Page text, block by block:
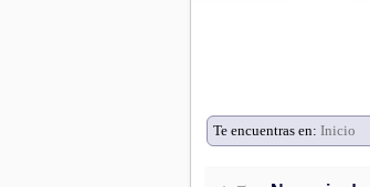
Te encuentras en: Inicio